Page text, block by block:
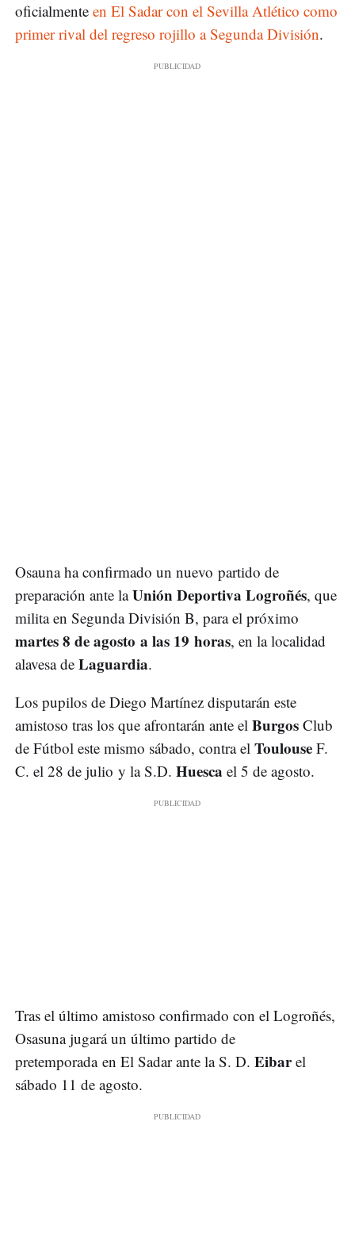
oficialmente en El Sadar con el Sevilla Atlético como
primer rival del regreso rojillo a Segunda División.
Osauna ha confirmado un nuevo partido de
preparación ante laUnión Deportiva Logroñés, que
milita en Segunda División B, para el próximo
martes 8 de agosto a las 19 horas, en la localidad
alavesa de Laguardia.
Los pupilos de Diego Martínez disputarán este
amistoso tras los que afrontarán ante el Burgos Club
de Fútbol este mismo sábado, contra el Toulouse F.
C. el 28 de julio y la S.D. Huesca el 5 de agosto.
Tras el último amistoso confirmado con el Logroñés,
Osasuna jugará un último partido de
pretemporada en El Sadar ante la S. D. Eibarel
sábado 11 de agosto.